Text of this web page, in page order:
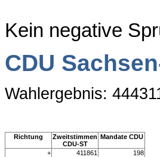
Kein negative
CDU
Wahlergebnis:
Richtung
Zweitstimmen
CDU-ST
Mandate CDU
+ 411861
198